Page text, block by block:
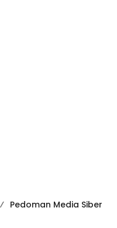
Pedoman Media Siber